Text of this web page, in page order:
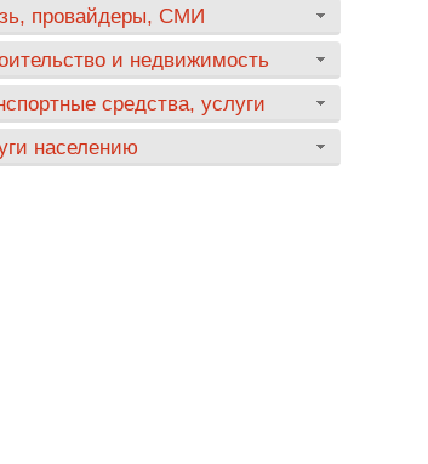
провайдеры, СМИ
и недвижимость
средства, услуги
населению